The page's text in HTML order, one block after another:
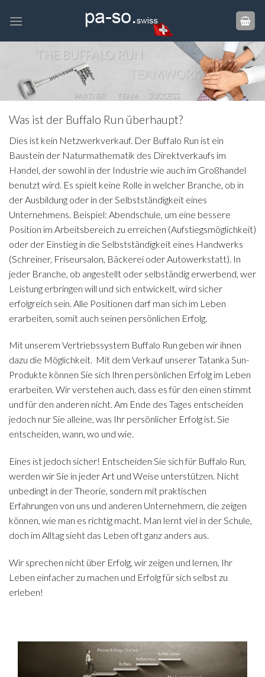
Inhalt
Was ist der Buffalo Run überhaupt?
Dies ist kein Netzwerkverkauf. Der Buffalo Run ist ein
Baustein der Naturmathematik des Direktverkaufs im
Handel, der sowohl in der Industrie wie auch im Großhandel
benutzt wird. Es spielt keine Rolle in welcher Branche, ob in
der Ausbildung oder in der Selbstständigkeit eines
Unternehmens. Beispiel: Abendschule, um eine bessere
Position im Arbeitsbereich zu erreichen (Aufstiegsmöglichkeit)
oder der Einstieg in die Selbstständigkeit eines Handwerks
(Schreiner, Friseursalon, Bäckerei oder Autowerkstatt). In
jeder Branche, ob angestellt oder selbständig erwerbend, wer
Leistung erbringen will und sich entwickelt, wird sicher
erfolgreich sein. Alle Positionen darf man sich im Leben
erarbeiten, somit auch seinen persönlichen Erfolg.
Mit unserem Vertriebssystem Buffalo Run geben wir ihnen
dazu die Möglichkeit. Mit dem Verkauf unserer Tatanka Sun-
Produkte können Sie sich Ihren persönlichen Erfolg im Leben
erarbeiten. Wir verstehen auch, dass es für den einen stimmt
und für den anderen nicht. Am Ende des Tages entscheiden
jedoch nur Sie alleine, was Ihr persönlicher Erfolg ist. Sie
entscheiden, wann, wo und wie.
Eines ist jedoch sicher! Entscheiden Sie sich für Buffalo Run,
werden wir Sie in jeder Art und Weise unterstützen. Nicht
unbedingt in der Theorie, sondern mit praktischen
Erfahrungen von uns und anderen Unternehmern, die zeigen
können, wie man es richtig macht. Man lernt viel in der Schule,
doch im Alltag sieht das Leben oft ganz anders aus.
Wir sprechen nicht über Erfolg, wir zeigen und lernen, Ihr
Leben einfacher zu machen und Erfolg für sich selbst zu
erleben!